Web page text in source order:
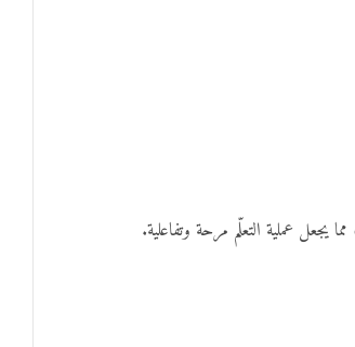
عملية التعلّم مرحة وتفاعلية.